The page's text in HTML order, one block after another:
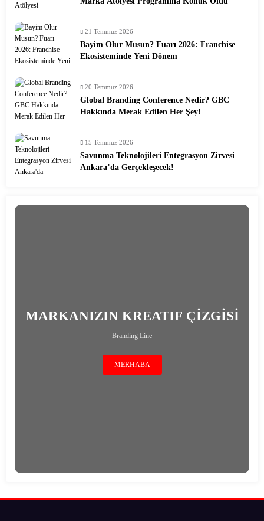
21 Temmuz 2026
Bayim Olur Musun? Fuarı 2026: Franchise
Ekosisteminde Yeni Dönem
20 Temmuz 2026
Global Branding Conference Nedir? GBC
Hakkında Merak Edilen Her Şey!
15 Temmuz 2026
Savunma Teknolojileri Entegrasyon Zirvesi
Ankara’da Gerçekleşecek!
MARKANIZIN KREATIF ÇİZGİSİ
Branding Line
MERHABA